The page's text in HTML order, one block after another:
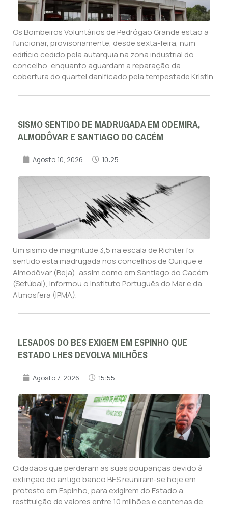
Os Bombeiros Voluntários de Pedrógão Grande estão a
funcionar, provisoriamente, desde sexta-feira, num
edifício cedido pela autarquia na zona industrial do
concelho, enquanto aguardam a reparação da
cobertura do quartel danificado pela tempestade Kristin.
SISMO SENTIDO DE MADRUGADA EM ODEMIRA,
ALMODÔVAR E SANTIAGO DO CACÉM
Agosto 10, 2026 10:25
Um sismo de magnitude 3,5 na escala de Richter foi
sentido esta madrugada nos concelhos de Ourique e
Almodôvar (Beja), assim como em Santiago do Cacém
(Setúbal), informou o Instituto Português do Mar e da
Atmosfera (IPMA).
LESADOS DO BES EXIGEM EM ESPINHO QUE
ESTADO LHES DEVOLVA MILHÕES
Agosto 7, 2026 15:55
Cidadãos que perderam as suas poupanças devido à
extinção do antigo banco BES reuniram-se hoje em
protesto em Espinho, para exigirem do Estado a
restituição de valores entre 10 milhões e centenas de